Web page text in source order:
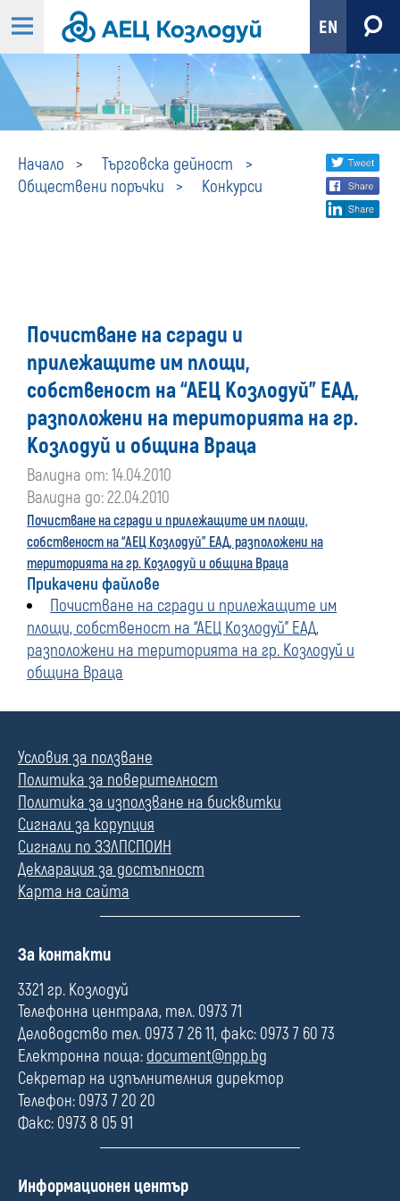
EN
Начало
Търговска дейност
Обществени поръчки
Конкурси
Конкурси
Share
social
Почистване на сгради и
прилежащите им площи,
собственост на “АЕЦ Козлодуй” ЕАД,
разположени на територията на гр.
Козлодуй и община Враца
Валидна от: 14.04.2010
Валидна до: 22.04.2010
Почистване на сгради и прилежащите им площи,
собственост на “АЕЦ Козлодуй” ЕАД, разположени на
територията на гр. Козлодуй и община Враца
Прикачени файлове
Почистване на сгради и прилежащите им
площи, собственост на “АЕЦ Козлодуй” ЕАД,
разположени на територията на гр. Козлодуй и
община Враца
Условия за ползване
Политика за поверителност
Политика за използване на бисквитки
Сигнали за корупция
Сигнали по ЗЗЛПСПОИН
Декларация за достъпност
Карта на сайта
П
л
е
За контакти
3321 гр. Козлодуй
Телефонна централа, тел. 0973 71
Деловодство тел. 0973 7 26 11, факс: 0973 7 60 73
Електронна поща: document@npp.bg
Секретар на изпълнителния директор
Телефон: 0973 7 20 20
Факс: 0973 8 05 91
П
Информационен център